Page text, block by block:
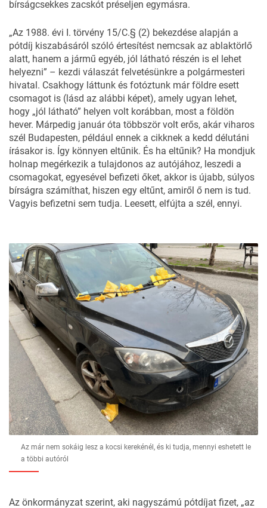
bírságcsekkes zacskót préseljen egymásra.
„Az 1988. évi I. törvény 15/C.§ (2) bekezdése alapján a
pótdíj kiszabásáról szóló értesítést nemcsak az ablaktörlő
alatt, hanem a jármű egyéb, jól látható részén is el lehet
helyezni” – kezdi válaszát felvetésünkre a polgármesteri
hivatal. Csakhogy láttunk és fotóztunk már földre esett
csomagot is (lásd az alábbi képet), amely ugyan lehet,
hogy „jól látható” helyen volt korábban, most a földön
hever. Márpedig január óta többször volt erős, akár viharos
szél Budapesten, például ennek a cikknek a kedd délutáni
írásakor is. Így könnyen eltűnik. És ha eltűnik? Ha mondjuk
holnap megérkezik a tulajdonos az autójához, leszedi a
csomagokat, egyesével befizeti őket, akkor is újabb, súlyos
bírságra számíthat, hiszen egy eltűnt, amiről ő nem is tud.
Vagyis befizetni sem tudja. Leesett, elfújta a szél, ennyi.
Az már nem sokáig lesz a kocsi kerekénél, és ki tudja, mennyi eshetett le
a többi autóról
Az önkormányzat szerint, aki nagyszámú pótdíjat fizet, „az